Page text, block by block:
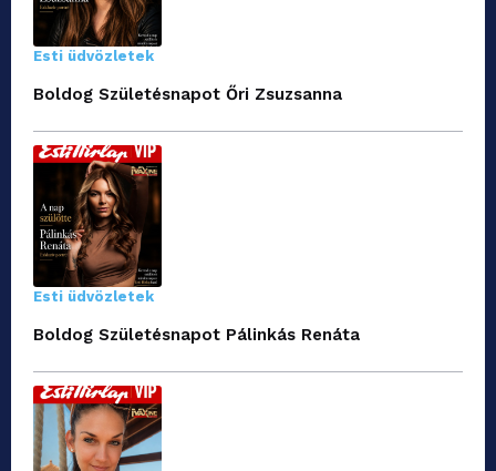
Esti üdvözletek
Boldog Születésnapot Őri Zsuzsanna
Esti üdvözletek
Boldog Születésnapot Pálinkás Renáta